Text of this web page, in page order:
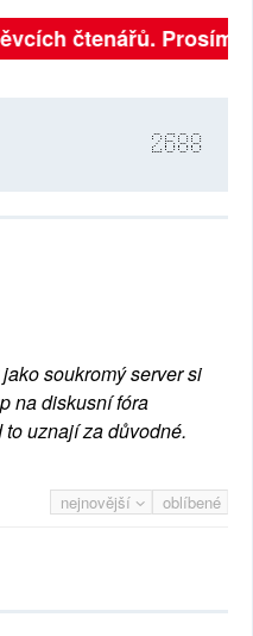
čtenářů. Prosíme,
2688
soukromý server si
na diskusní fóra
uznají za důvodné.
nejnovější oblíbené